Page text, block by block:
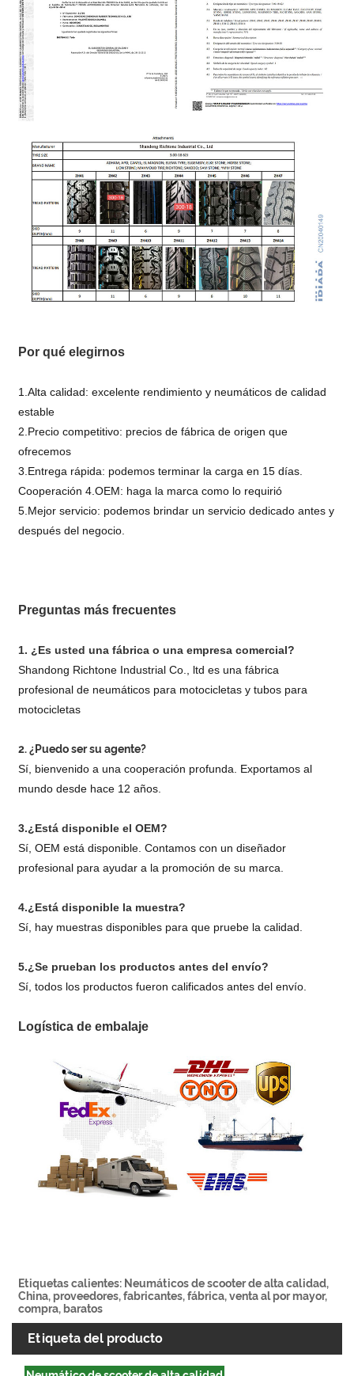
Por qué elegirnos
1.Alta calidad: excelente rendimiento y neumáticos de calidad
estable
2.Precio competitivo: precios de fábrica de origen que
ofrecemos
3.Entrega rápida: podemos terminar la carga en 15 días.
Cooperación 4.OEM: haga la marca como lo requirió
5.Mejor servicio: podemos brindar un servicio dedicado antes y
después del negocio.
Preguntas más frecuentes
1. ¿Es usted una fábrica o una empresa comercial?
Shandong Richtone Industrial Co., ltd es una fábrica
profesional de neumáticos para motocicletas y tubos para
motocicletas
2. ¿Puedo ser su agente?
Sí, bienvenido a una cooperación profunda. Exportamos al
mundo desde hace 12 años.
3.¿Está disponible el OEM?
Sí, OEM está disponible. Contamos con un diseñador
profesional para ayudar a la promoción de su marca.
4.¿Está disponible la muestra?
Sí, hay muestras disponibles para que pruebe la calidad.
5.¿Se prueban los productos antes del envío?
Sí, todos los productos fueron calificados antes del envío.
Logística de embalaje
Etiquetas calientes: Neumáticos de scooter de alta calidad,
China, proveedores, fabricantes, fábrica, venta al por mayor,
compra, baratos
Etiqueta del producto